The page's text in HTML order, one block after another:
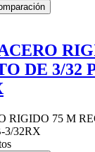
DE 3/32
RIGIDO 75 M
3/32RX